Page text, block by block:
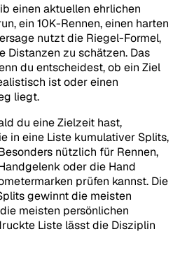
einen aktuellen ehrlichen
ein 10K-Rennen, einen harten
nutzt die Riegel-Formel,
Distanzen zu schätzen. Das
du entscheidest, ob ein Ziel
ist oder einen
liegt.
du eine Zielzeit hast,
in eine Liste kumulativer Splits,
nützlich für Rennen,
oder die Hand
prüfen kannst. Die
gewinnt die meisten
meisten persönlichen
Liste lässt die Disziplin